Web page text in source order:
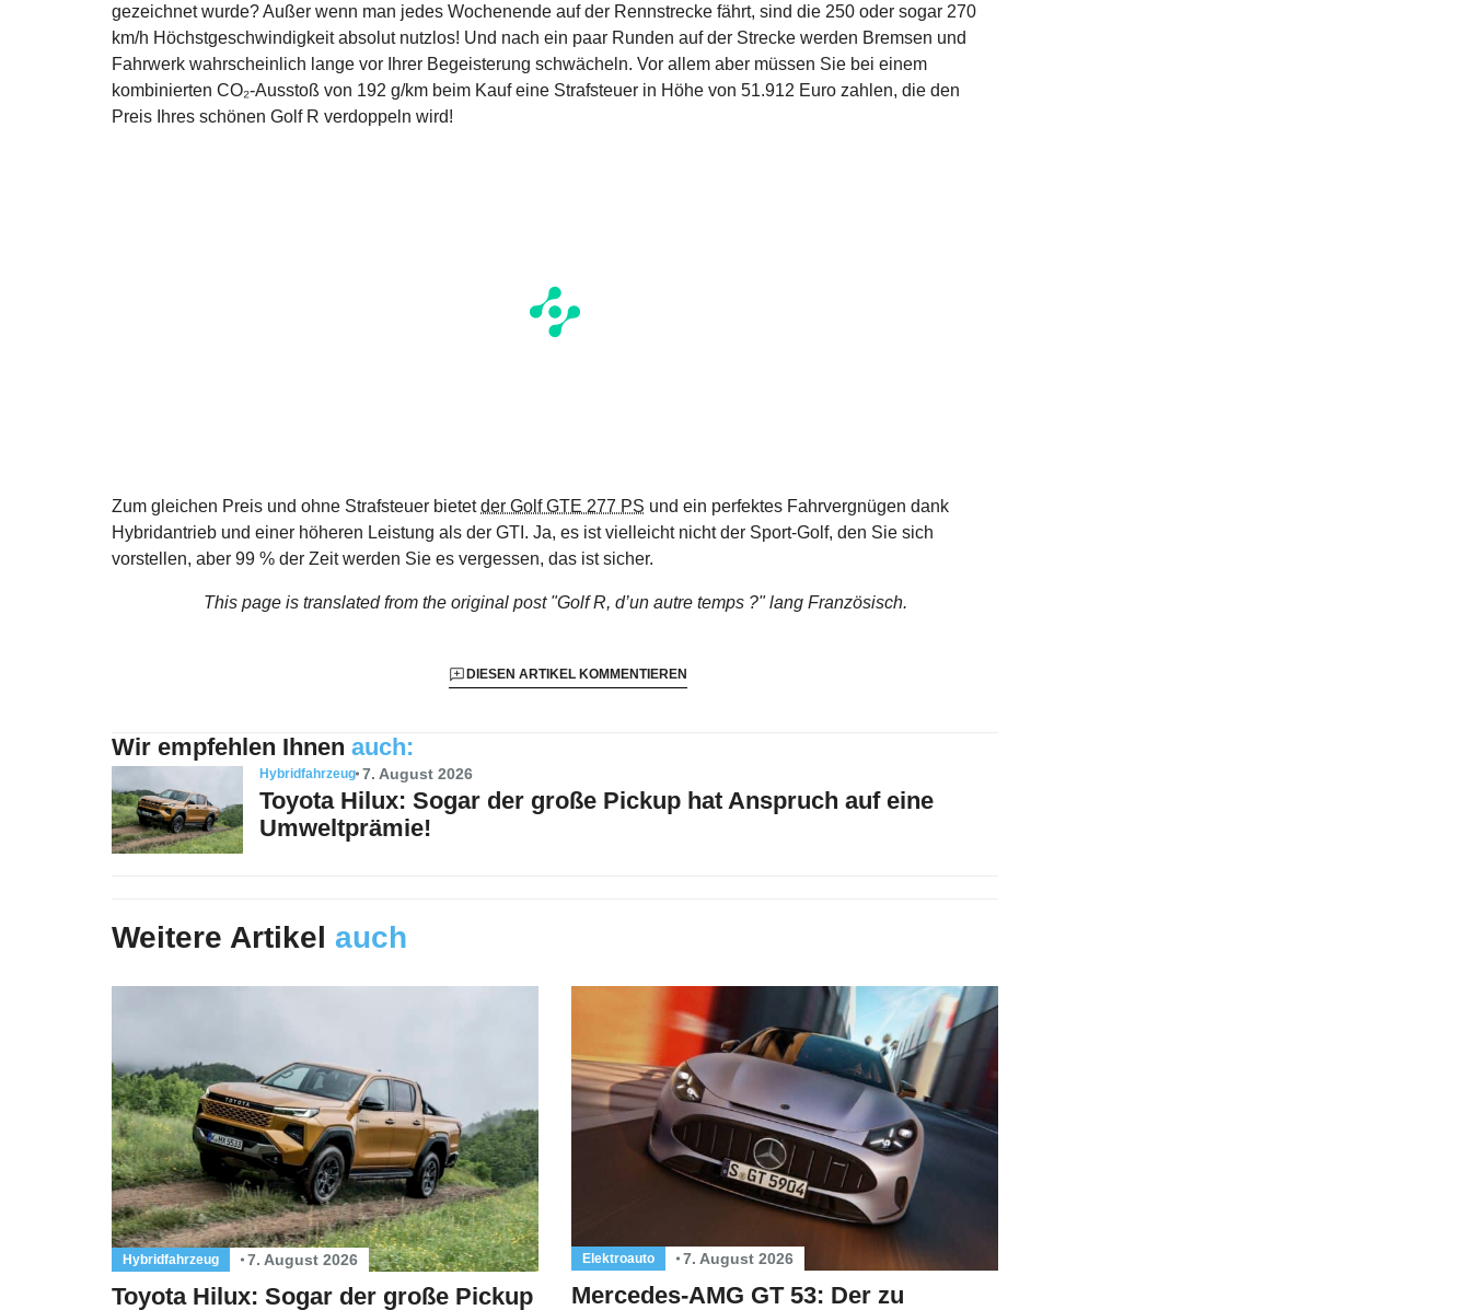
gezeichnet wurde? Außer wenn man jedes Wochenende auf der Rennstrecke fährt, sind die 250 oder sogar 270
km/h Höchstgeschwindigkeit absolut nutzlos! Und nach ein paar Runden auf der Strecke werden Bremsen und
Fahrwerk wahrscheinlich lange vor Ihrer Begeisterung schwächeln. Vor allem aber müssen Sie bei einem
kombinierten CO₂-Ausstoß von 192 g/km beim Kauf eine Strafsteuer in Höhe von 51.912 Euro zahlen, die den
Preis Ihres schönen Golf R verdoppeln wird!
Zum gleichen Preis und ohne Strafsteuer bietetder Golf GTE 277 PS und ein perfektes Fahrvergnügen dank
Hybridantrieb und einer höheren Leistung als der GTI. Ja, es ist vielleicht nicht der Sport-Golf, den Sie sich
vorstellen, aber 99 % der Zeit werden Sie es vergessen, das ist sicher.
This page is translated from the original post "Golf R, d’un autre temps ?"lang Französisch.
DIESEN ARTIKEL KOMMENTIEREN
Wir empfehlen Ihnen auch:
Hybridfahrzeug 7. August 2026
Toyota Hilux: Sogar der große Pickup hat Anspruch auf eine
Umweltprämie!
Weitere Artikel auch
Hybridfahrzeug 7. August 2026
Toyota Hilux: Sogar der große Pickup
Elektroauto 7. August 2026
Mercedes-AMG GT 53: Der zu